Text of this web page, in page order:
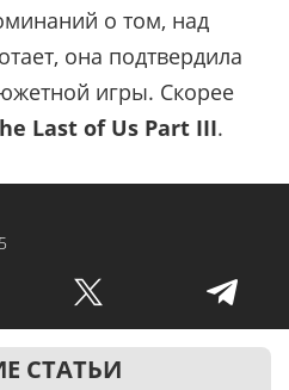
о том, над
она подтвердила
игры. Скорее
Last of Us Part III.
СТАТЬИ